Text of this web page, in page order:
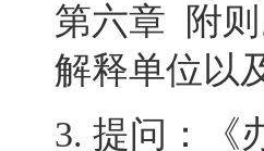
第六章
附则
解释单位以
3. 提问：《